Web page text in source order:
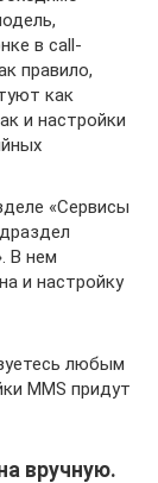
в call-
правило,
как
и настройки
«Сервисы
В нем
и настройку
любым
MMS придут
вручную.